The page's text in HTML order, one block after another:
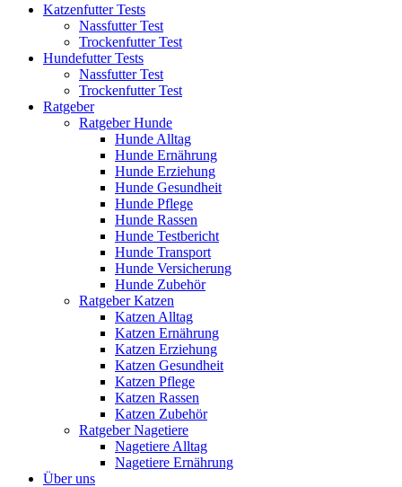
Katzenfutter Tests
Nassfutter Test
Trockenfutter Test
Hundefutter Tests
Nassfutter Test
Trockenfutter Test
Ratgeber
Ratgeber Hunde
Hunde Alltag
Hunde Ernährung
Hunde Erziehung
Hunde Gesundheit
Hunde Pflege
Hunde Rassen
Hunde Testbericht
Hunde Transport
Hunde Versicherung
Hunde Zubehör
Ratgeber Katzen
Katzen Alltag
Katzen Ernährung
Katzen Erziehung
Katzen Gesundheit
Katzen Pflege
Katzen Rassen
Katzen Zubehör
Ratgeber Nagetiere
Nagetiere Alltag
Nagetiere Ernährung
Über uns